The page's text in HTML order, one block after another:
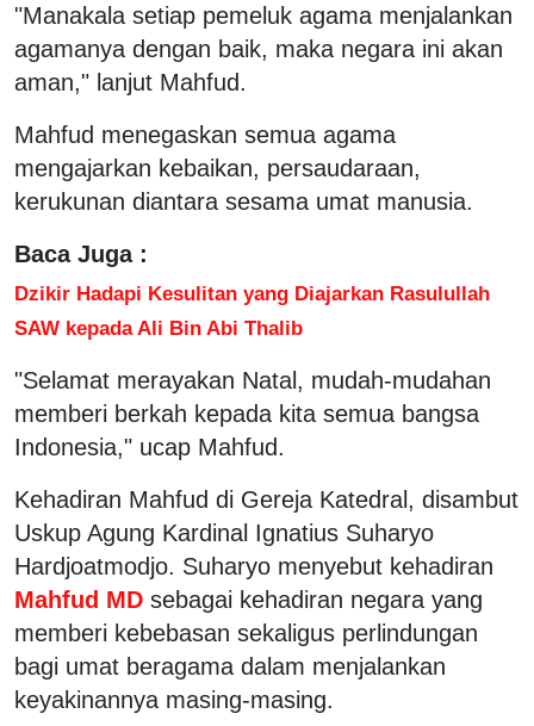
"Manakala setiap pemeluk agama menjalankan
agamanya dengan baik, maka negara ini akan
aman," lanjut Mahfud.
Mahfud menegaskan semua agama
mengajarkan kebaikan, persaudaraan,
kerukunan diantara sesama umat manusia.
Baca Juga :
Dzikir Hadapi Kesulitan yang Diajarkan Rasulullah
SAW kepada Ali Bin Abi Thalib
"Selamat merayakan Natal, mudah-mudahan
memberi berkah kepada kita semua bangsa
Indonesia," ucap Mahfud.
Kehadiran Mahfud di Gereja Katedral, disambut
Uskup Agung Kardinal Ignatius Suharyo
Hardjoatmodjo. Suharyo menyebut kehadiran
Mahfud MD sebagai kehadiran negara yang
memberi kebebasan sekaligus perlindungan
bagi umat beragama dalam menjalankan
keyakinannya masing-masing.